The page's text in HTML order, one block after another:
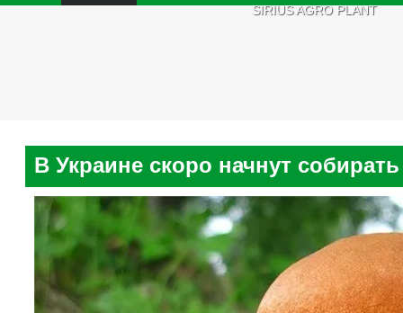
SIRIUS AGRO PLANT
В Украине скоро начнут